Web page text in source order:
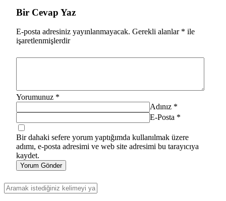
Bir Cevap Yaz
E-posta adresiniz yayınlanmayacak. Gerekli alanlar * ile
işaretlenmişlerdir
Yorumunuz *
Adınız *
E-Posta *
Bir dahaki sefere yorum yaptığımda kullanılmak üzere
adımı, e-posta adresimi ve web site adresimi bu tarayıcıya
kaydet.
Yorum Gönder